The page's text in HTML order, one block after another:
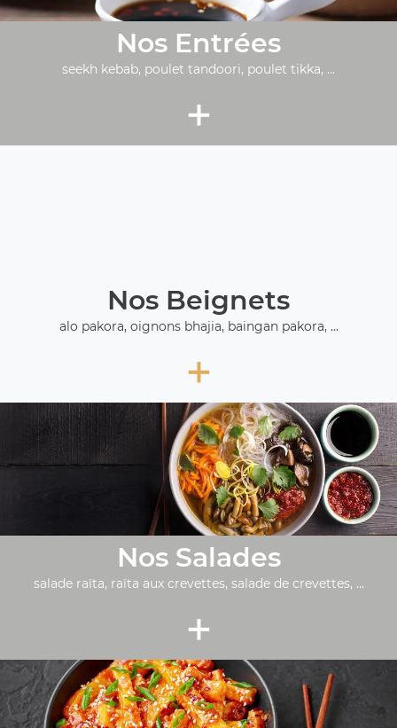
Nos Entrées
seekh kebab, poulet tandoori, poulet tikka, ...
+
Nos Beignets
alo pakora, oignons bhajia, baingan pakora, ...
+
Nos Salades
salade raïta, raïta aux crevettes, salade de crevettes, ...
+